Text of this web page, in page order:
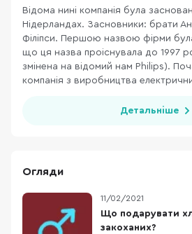
Відома нині компанія була
Нідерландах. Засновники: брати
Філіпси. Першою назвою фірми
що ця назва проіснувала до 1997
змінена на відомий нам Philips).
компанія з виробництва
Детальніше
Огляди
11/02/2021
Що подарувати
закоханих?